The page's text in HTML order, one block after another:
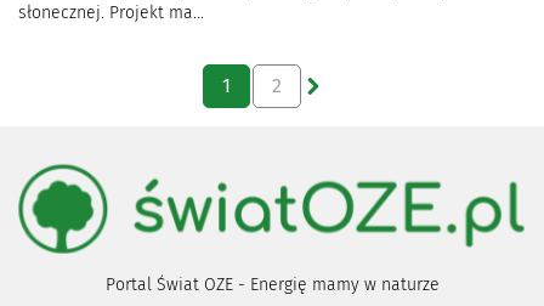
słonecznej. Projekt ma...
1 2
Portal Świat OZE - Energię mamy w naturze